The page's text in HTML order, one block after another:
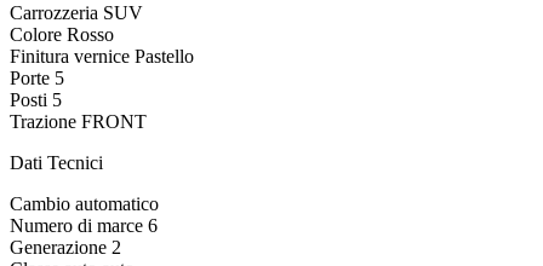
Carrozzeria SUV
Colore Rosso
Finitura vernice Pastello
Porte 5
Posti 5
Trazione FRONT
Dati Tecnici
Cambio automatico
Numero di marce 6
Generazione 2